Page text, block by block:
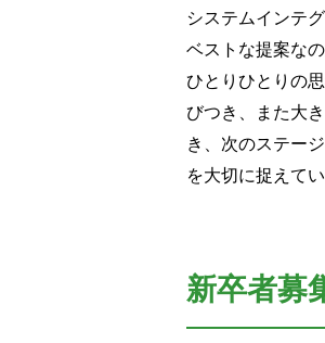
システムインテ
ベストな提案な
ひとりひとりの
びつき、また大
き、次のステー
を大切に捉えてい
新卒者募